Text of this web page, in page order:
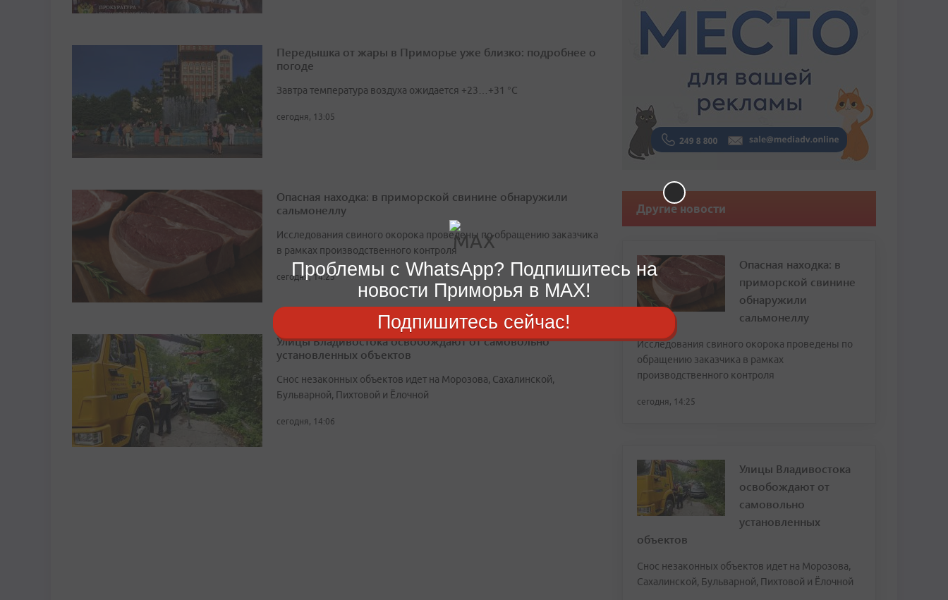
Передышка от жары в Приморье уже близко: подробнее о
погоде
Завтра температура воздуха ожидается +23…+31 °C
сегодня, 13:05
Опасная находка: в приморской свинине обнаружили
сальмонеллу
Исследования свиного окорока проведены по обращению заказчика
в рамках производственного контроля
сегодня, 14:25
Улицы Владивостока освобождают от самовольно
установленных объектов
Снос незаконных объектов идет на Морозова, Сахалинской,
Бульварной, Пихтовой и Ёлочной
сегодня, 14:06
Другие новости
Опасная находка: в
приморской свинине
обнаружили
сальмонеллу
Исследования свиного окорока проведены по
обращению заказчика в рамках
производственного контроля
сегодня, 14:25
Улицы Владивостока
освобождают от
самовольно
установленных
объектов
Снос незаконных объектов идет на Морозова,
Сахалинской, Бульварной, Пихтовой и Ёлочной
Проблемы с WhatsApp? Подпишитесь на
новости Приморья в MAX!
Подпишитесь сейчас!